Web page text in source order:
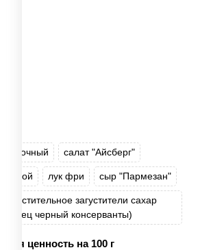
сливочный салат "Айсберг"
лук фри сыр "Пармезан"
растительное загустители сахар
перец черный консерванты)
ценность на 100 г